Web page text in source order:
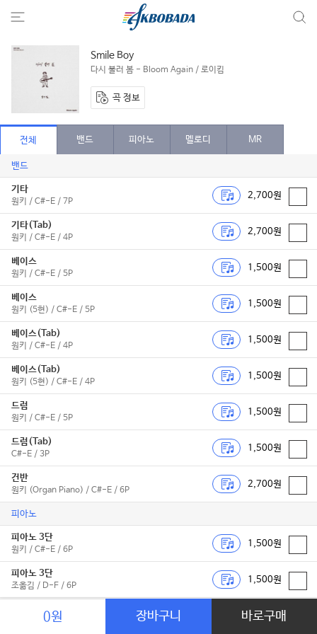
Smile Boy
다시 불러 봄 - Bloom Again / 로이킴
곡 정보
전체 밴드 피아노 멜로디 MR
밴드
기타
원키 / C#-E / 7P
2,700원
기타(Tab)
원키 / C#-E / 4P
2,700원
베이스
원키 / C#-E / 5P
1,500원
베이스
원키 (5현) / C#-E / 5P
1,500원
베이스(Tab)
원키 / C#-E / 4P
1,500원
베이스(Tab)
원키 (5현) / C#-E / 4P
1,500원
드럼
원키 / C#-E / 5P
1,500원
드럼(Tab)
C#-E / 3P
1,500원
건반
원키 (Organ Piano) / C#-E / 6P
2,700원
피아노
피아노 3단
원키 / C#-E / 6P
1,500원
피아노 3단
조옮김 / D-F / 6P
1,500원
피아노 2단
원키 / C#-E / 5P
1,500원
0원 장바구니 바로구매